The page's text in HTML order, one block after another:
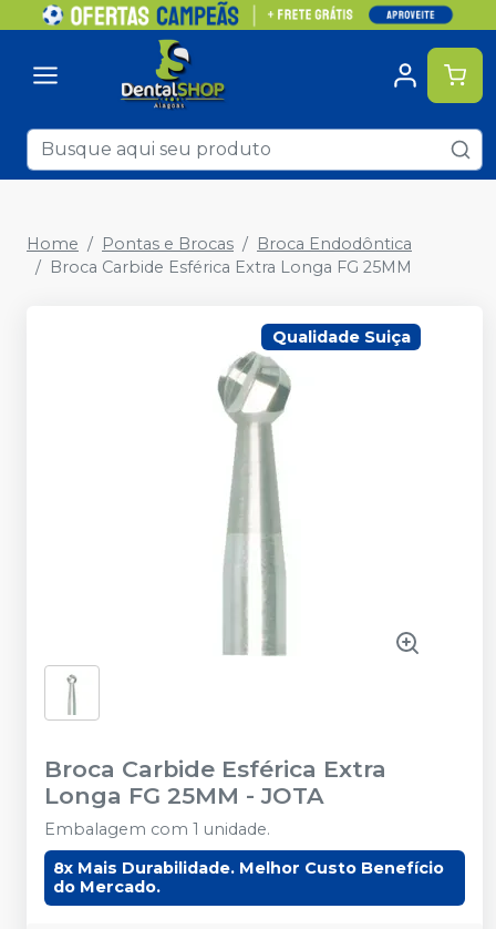
Home Pontas e Brocas
Broca Endodôntica
Broca Carbide Esférica Extra Longa FG 25MM
Qualidade Suiça
Broca Carbide Esférica Extra
Longa FG 25MM - JOTA
Embalagem com 1 unidade.
8x Mais Durabilidade. Melhor Custo Benefício
do Mercado.